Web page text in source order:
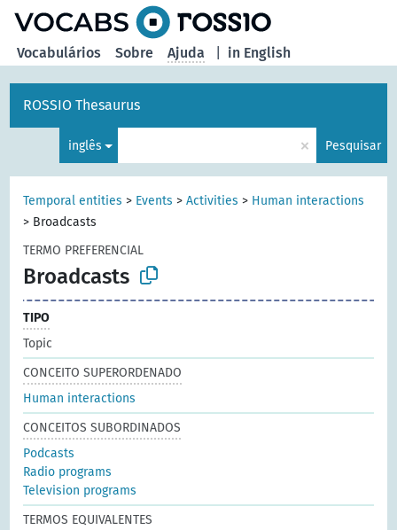
in English
Vocabulários Sobre Ajuda
ROSSIO Thesaurus
inglês × Pesquisar
Temporal entities > Events >Activities > Human interactions
> Broadcasts
TERMO PREFERENCIAL
Broadcasts
TIPO
Topic
CONCEITO SUPERORDENADO
Human interactions
CONCEITOS SUBORDINADOS
Podcasts
Radio programs
Television programs
TERMOS EQUIVALENTES